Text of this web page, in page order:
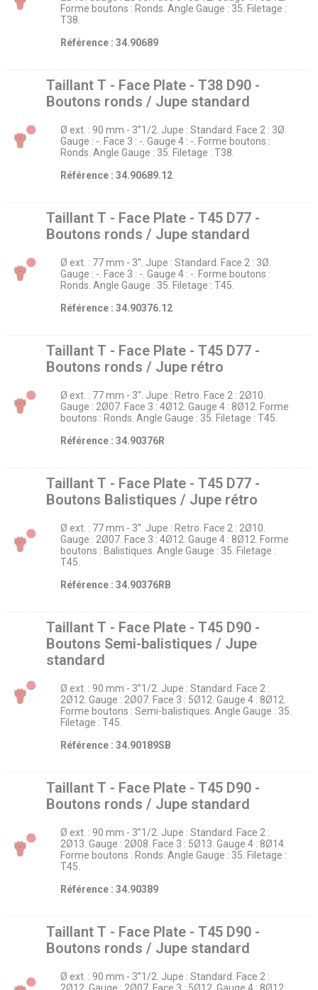
Forme boutons : Ronds. Angle Gauge : 35. Filetage :
T38.
Référence : 34.90689
Taillant T - Face Plate - T38 D90 -
Boutons ronds / Jupe standard
Ø ext. : 90 mm - 3’’1/2. Jupe : Standard. Face 2 : 3Ø.
Gauge : -. Face 3 : -. Gauge 4 : -. Forme boutons :
Ronds. Angle Gauge : 35. Filetage : T38.
Référence : 34.90689.12
Taillant T - Face Plate - T45 D77 -
Boutons ronds / Jupe standard
Ø ext. : 77 mm - 3''. Jupe : Standard. Face 2 : 3Ø.
Gauge : -. Face 3 : -. Gauge 4 : -. Forme boutons :
Ronds. Angle Gauge : 35. Filetage : T45.
Référence : 34.90376.12
Taillant T - Face Plate - T45 D77 -
Boutons ronds / Jupe rétro
Ø ext. : 77 mm - 3''. Jupe : Retro. Face 2 : 2Ø10.
Gauge : 2Ø07. Face 3 : 4Ø12. Gauge 4 : 8Ø12. Forme
boutons : Ronds. Angle Gauge : 35. Filetage : T45.
Référence : 34.90376R
Taillant T - Face Plate - T45 D77 -
Boutons Balistiques / Jupe rétro
Ø ext. : 77 mm - 3''. Jupe : Retro. Face 2 : 2Ø10.
Gauge : 2Ø07. Face 3 : 4Ø12. Gauge 4 : 8Ø12. Forme
boutons : Balistiques. Angle Gauge : 35. Filetage :
T45.
Référence : 34.90376RB
Taillant T - Face Plate - T45 D90 -
Boutons Semi-balistiques / Jupe
standard
Ø ext. : 90 mm - 3’’1/2. Jupe : Standard. Face 2 :
2Ø12. Gauge : 2Ø07. Face 3 : 5Ø12. Gauge 4 : 8Ø12.
Forme boutons : Semi-balistiques. Angle Gauge : 35.
Filetage : T45.
Référence : 34.90189SB
Taillant T - Face Plate - T45 D90 -
Boutons ronds / Jupe standard
Ø ext. : 90 mm - 3’’1/2. Jupe : Standard. Face 2 :
2Ø13. Gauge : 2Ø08. Face 3 : 5Ø13. Gauge 4 : 8Ø14.
Forme boutons : Ronds. Angle Gauge : 35. Filetage :
T45.
Référence : 34.90389
Taillant T - Face Plate - T45 D90 -
Boutons ronds / Jupe standard
Ø ext. : 90 mm - 3’’1/2. Jupe : Standard. Face 2 :